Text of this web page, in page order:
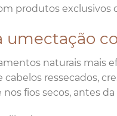
produtos
naturais mais
ressecados,
fios secos, antes da